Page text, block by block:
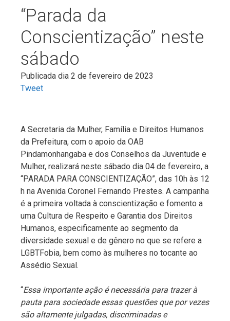
“Parada da
Conscientização” neste
sábado
Publicada dia 2 de fevereiro de 2023
Tweet
A Secretaria da Mulher, Família e Direitos Humanos
da Prefeitura, com o apoio da OAB
Pindamonhangaba e dos Conselhos da Juventude e
Mulher, realizará neste sábado dia 04 de fevereiro, a
“PARADA PARA CONSCIENTIZAÇÃO”, das 10h às 12
h na Avenida Coronel Fernando Prestes. A campanha
é a primeira voltada à conscientização e fomento a
uma Cultura de Respeito e Garantia dos Direitos
Humanos, especificamente ao segmento da
diversidade sexual e de gênero no que se refere a
LGBTFobia, bem como às mulheres no tocante ao
Assédio Sexual.
“Essa importante ação é necessária para trazer à
pauta para sociedade essas questões que por vezes
são altamente julgadas, discriminadas e